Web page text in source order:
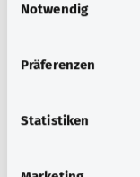
Notwendig
Präferenzen
Statistiken
Als
Erreger entstehen.